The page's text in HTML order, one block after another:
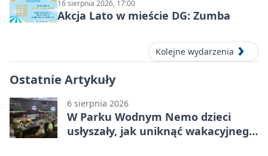
16 sierpnia 2026, 17:00
Akcja Lato w mieście DG: Zumba
Kolejne wydarzenia
Ostatnie Artykuły
6 sierpnia 2026
W Parku Wodnym Nemo dzieci
usłyszały, jak uniknąć wakacyjnego